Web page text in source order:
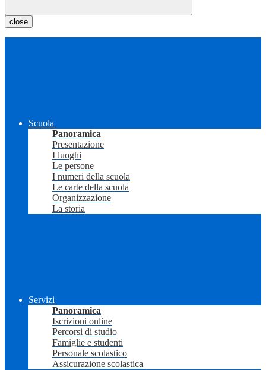
close
Scuola
Panoramica
Presentazione
I luoghi
Le persone
I numeri della scuola
Le carte della scuola
Organizzazione
La storia
Servizi
Panoramica
Iscrizioni online
Percorsi di studio
Famiglie e studenti
Personale scolastico
Assicurazione scolastica